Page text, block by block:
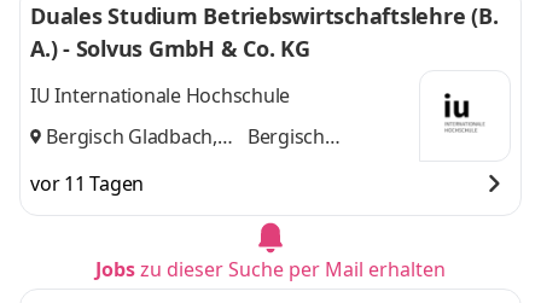
Duales Studium Betriebswirtschaftslehre (B.
A.) - Solvus GmbH & Co. KG
IU Internationale Hochschule
Bergisch Gladbach,
Bergisch
vor 11 Tagen
Jobszu dieser Suche per Mail erhalten